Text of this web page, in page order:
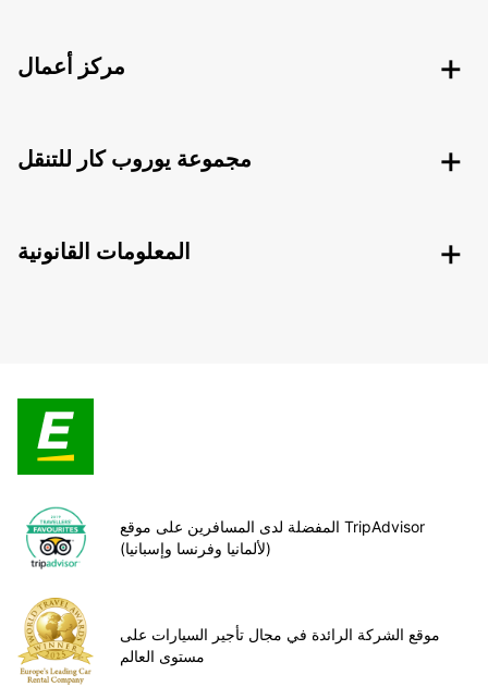
مركز أعمال
مجموعة يوروب كار للتنقل
المعلومات القانونية
المفضلة لدى المسافرين على موقع TripAdvisor
(لألمانيا وفرنسا وإسبانيا)
موقع الشركة الرائدة في مجال تأجير السيارات على
مستوى العالم